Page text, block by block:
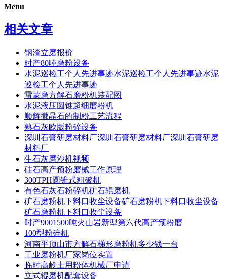
Menu
相关文章
钢渣立磨报价
时产80吨磨粉设备
水泥巡检工个人先进事迹水泥巡检工个人先进事迹水泥
巡检工个人先进事迹
雷蒙磨方解石磨粉机装配图
水泥液压圆锥超细磨粉机
顺辉微晶石的制粉工艺流程
熟石灰欧版粉碎设备
深圳石膏研磨材料厂深圳石膏研磨材料厂深圳石膏研磨
材料厂
生石灰磨沙机视频
硅石高产预粉磨械工作原理
300TPH圆锥式粗破机
有色石灰石粉碎机矿石辊磨机
矿石磨粉机下料口收尘设备矿石磨粉机下料口收尘设备
矿石磨粉机下料口收尘设备
时产9001500吨火山岩新型第六代高产预粉磨
100型粉碎机
河南平顶山市方解石梯形磨粉机多少钱一台
工业磨粉机厂家岗位实置
临时高岭土用粉体机械厂申请
立式辊磨机配套设备